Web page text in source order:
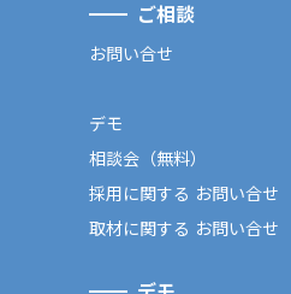
ご相談
お問い合せ
デモ
相談会（無料）
採用に関する お問い合せ
取材に関する お問い合せ